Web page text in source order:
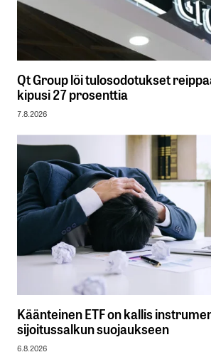
Qt Group löi tulosodotukset
kipusi 27 prosenttia
7.8.2026
Käänteinen ETF on kallis
sijoitussalkun suojaukseen
6.8.2026